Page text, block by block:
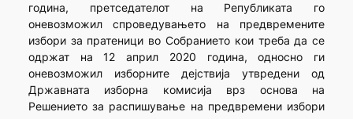
година, претседателот на Републиката го
оневозможил спроведувањето на предвремените
избори за пратеници во Собранието кои треба да се
одржат на 12 април 2020 година, односно ги
оневозможил изборните дејствија утвредени од
Државната изборна комисија врз основа на
Решението за распишување на предвремени избори